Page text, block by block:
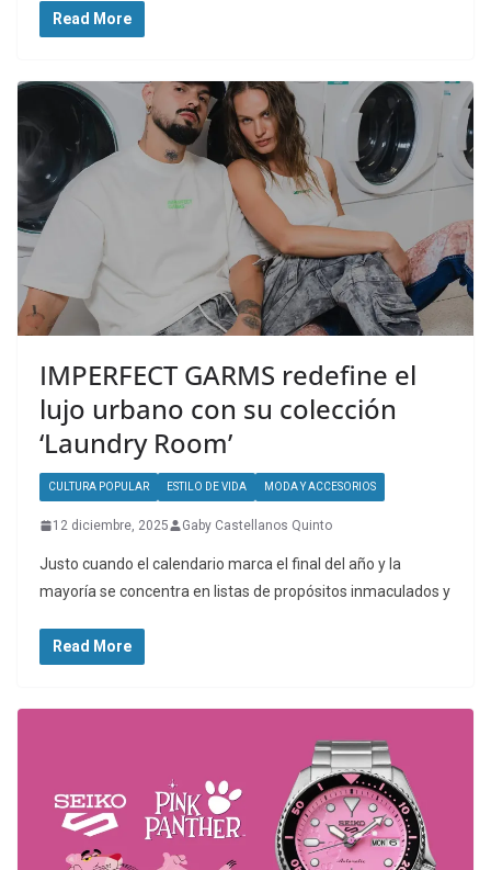
Read More
IMPERFECT GARMS redefine el
lujo urbano con su colección
‘Laundry Room’
CULTURA POPULAR ESTILO DE VIDA MODA Y ACCESORIOS
12 diciembre, 2025 Gaby Castellanos Quinto
Justo cuando el calendario marca el final del año y la
mayoría se concentra en listas de propósitos inmaculados y
Read More